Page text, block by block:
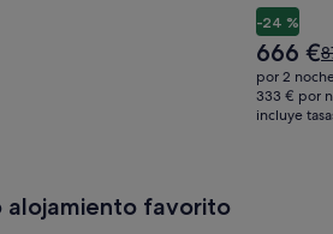
-24 %
El
precio
actual
es
666 €El
por 2
333 € por
incluye
alojamiento favorito